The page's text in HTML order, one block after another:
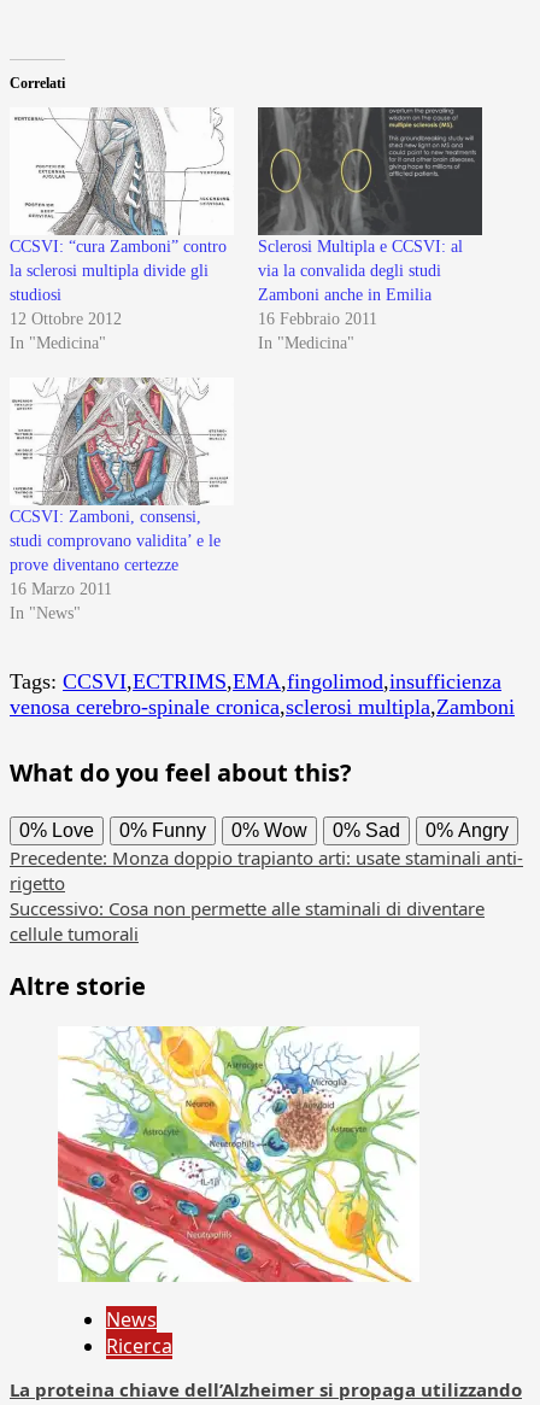
Correlati
CCSVI: “cura Zamboni” contro
la sclerosi multipla divide gli
studiosi
12 Ottobre 2012
In "Medicina"
Sclerosi Multipla e CCSVI: al
via la convalida degli studi
Zamboni anche in Emilia
16 Febbraio 2011
In "Medicina"
CCSVI: Zamboni, consensi,
studi comprovano validita’ e le
prove diventano certezze
16 Marzo 2011
In "News"
Tags: CCSVI,ECTRIMS,EMA,fingolimod,insufficienza
venosa cerebro-spinale cronica,sclerosi multipla,Zamboni
What do you feel about this?
0% Love 0% Funny 0% Wow 0% Sad 0% Angry
Navigazione
articolo
Precedente: Monza doppio trapianto arti: usate staminali anti-
rigetto
Successivo: Cosa non permette alle staminali di diventare
cellule tumorali
Altre storie
News
Ricerca
La proteina chiave dell’Alzheimer si propaga utilizzando